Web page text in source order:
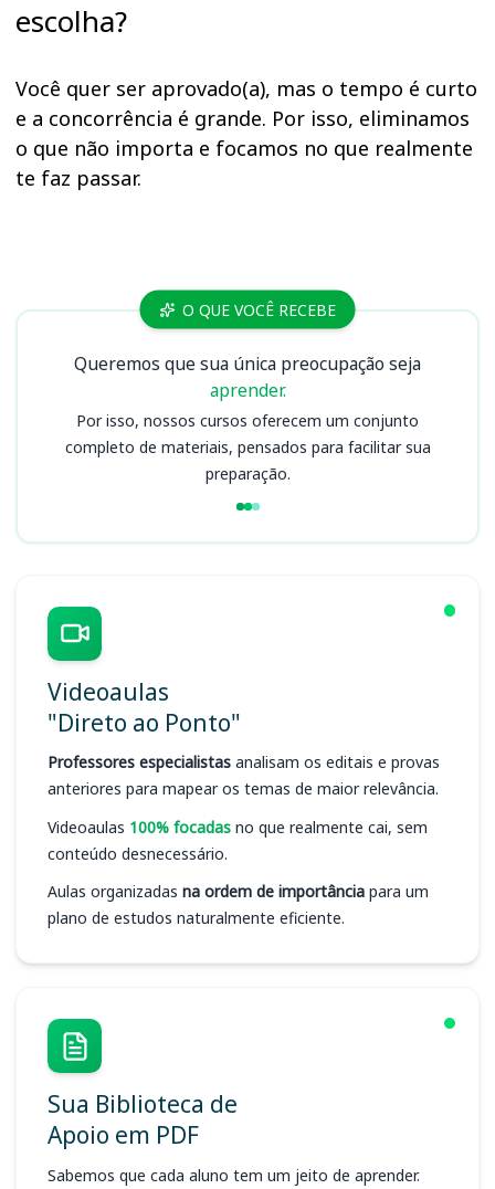
escolha?
Você quer ser aprovado(a), mas o tempo é curto
e a concorrência é grande. Por isso, eliminamos
o que não importa e focamos no que realmente
te faz passar.
Cursos O QUE VOCÊ RECEBE
Queremos que sua única preocupação seja
aprender.
Por isso, nossos cursos oferecem um conjunto
completo de materiais, pensados para facilitar sua
preparação.
Videoaulas
"Direto ao Ponto"
Professores especialistas analisam os editais e provas
anteriores para mapear os temas de maior relevância.
Videoaulas 100% focadas no que realmente cai, sem
conteúdo desnecessário.
Aulas organizadas na ordem de importância para um
plano de estudos naturalmente eficiente.
Sua Biblioteca de
Apoio em PDF
Sabemos que cada aluno tem um jeito de aprender.